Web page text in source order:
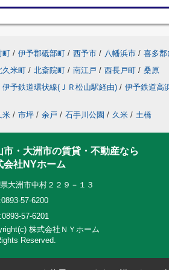
町 / 伊予郡砥部町 / 西予市 / 八幡浜市 / 喜多郡
久米町 / 北斎院町 / 南江戸 / 西長戸町 / 桑原
伊予鉄道環状線(ＪＲ松山駅経由) / 伊予鉄道高
米 / 市坪 / 余戸 / 石手川公園 / 久米 / 土橋
市・大洲市の賃貸・不動産なら
会社NYホーム
大洲市中村２２９－１３
57-6200
57-6201
株式会社ＮＹホーム
Reserved.